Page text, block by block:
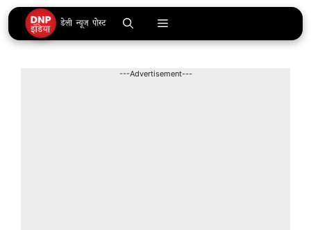
Skip
to
content
Menu
---Advertisement---